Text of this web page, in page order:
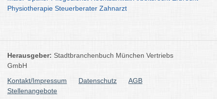
Physiotherapie Steuerberater Zahnarzt
Herausgeber: Stadtbranchenbuch München Vertriebs
GmbH
Kontakt/Impressum
Datenschutz
AGB
Stellenangebote